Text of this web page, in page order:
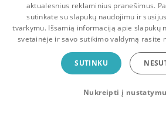
Pradinis Krepšelis Pokalbiai
Bookswap programėlė
Mainykis knygomis dar
Uždaryti
aktualesnius reklaminius pranešimus.
sutinkate su slapukų naudojimu ir
tvarkymu. Išsamią informaciją apie slapukų
svetainėje ir savo sutikimo valdymą rasite
SUTINKU
Nukreipti į